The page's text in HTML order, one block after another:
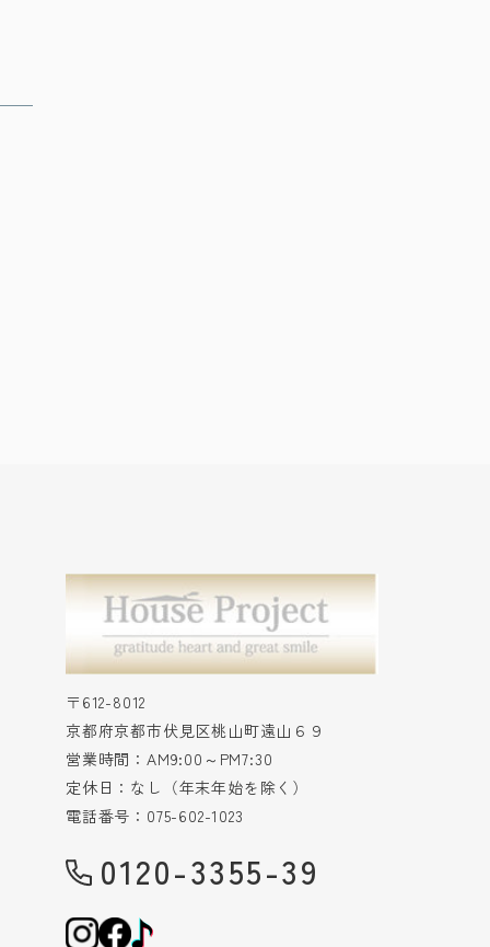
〒612-8012
京都府京都市伏見区桃山町遠山６９
営業時間：AM9:00～PM7:30
定休日：なし（年末年始を除く）
電話番号：075-602-1023
0120-3355-39